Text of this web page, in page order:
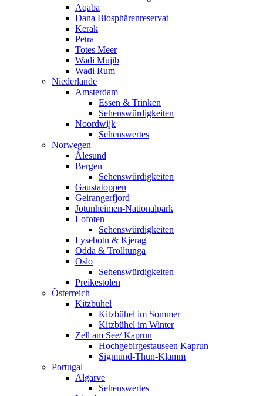
Aqaba
Dana Biosphärenreservat
Kerak
Petra
Totes Meer
Wadi Mujib
Wadi Rum
Niederlande
Amsterdam
Essen & Trinken
Sehenswürdigkeiten
Noordwijk
Sehenswertes
Norwegen
Ålesund
Bergen
Sehenswürdigkeiten
Gaustatoppen
Geirangerfjord
Jotunheimen-Nationalpark
Lofoten
Sehenswürdigkeiten
Lysebotn & Kjerag
Odda & Trolltunga
Oslo
Sehenswürdigkeiten
Preikestolen
Österreich
Kitzbühel
Kitzbühel im Sommer
Kitzbühel im Winter
Zell am See/ Kaprun
Hochgebirgestauseen Kaprun
Sigmund-Thun-Klamm
Portugal
Algarve
Sehenswertes